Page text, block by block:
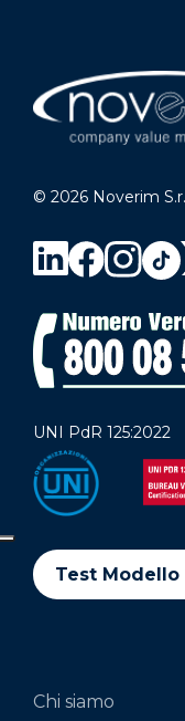
© 2026 Noverim
UNI PdR 125:2022
Test Modello
Chi siamo